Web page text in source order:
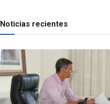
Noticias recientes